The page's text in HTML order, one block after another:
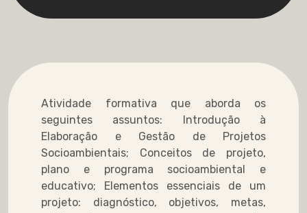
Atividade formativa que aborda os
seguintes assuntos: Introdução à
Elaboração e Gestão de Projetos
Socioambientais; Conceitos de projeto,
plano e programa socioambiental e
educativo; Elementos essenciais de um
projeto: diagnóstico, objetivos, metas,